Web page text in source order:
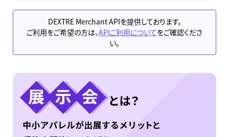
DEXTRE Merchant APIを提供しております。
ご利用をご希望の方は、APIご利用についてをご確認くださ
い。